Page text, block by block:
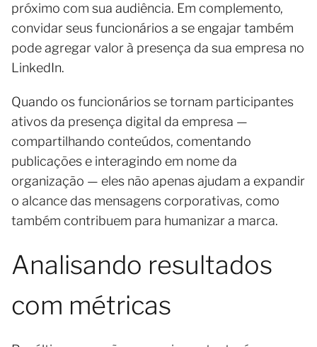
próximo com sua audiência. Em complemento,
convidar seus funcionários a se engajar também
pode agregar valor à presença da sua empresa no
LinkedIn.
Quando os funcionários se tornam participantes
ativos da presença digital da empresa —
compartilhando conteúdos, comentando
publicações e interagindo em nome da
organização — eles não apenas ajudam a expandir
o alcance das mensagens corporativas, como
também contribuem para humanizar a marca.
Analisando resultados
com métricas